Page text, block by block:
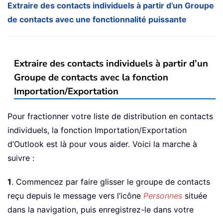
Extraire des contacts individuels à partir d’un Groupe
de contacts avec une fonctionnalité puissante
Extraire des contacts individuels à partir d’un
Groupe de contacts avec la fonction
Importation/Exportation
Pour fractionner votre liste de distribution en contacts
individuels, la fonction Importation/Exportation
d’Outlook est là pour vous aider. Voici la marche à
suivre :
1. Commencez par faire glisser le groupe de contacts
reçu depuis le message vers l’icône Personnes située
dans la navigation, puis enregistrez-le dans votre